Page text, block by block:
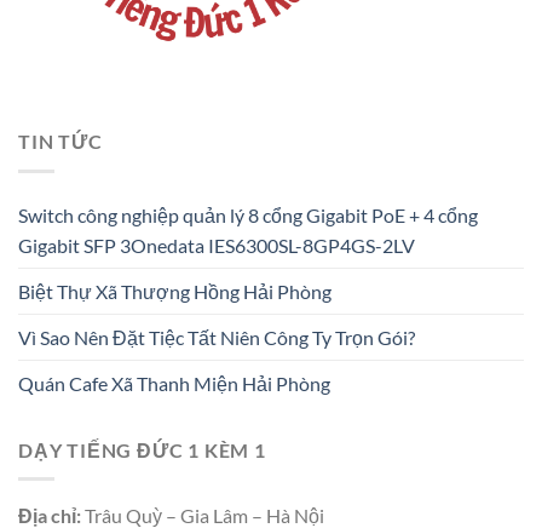
TIN TỨC
Switch công nghiệp quản lý 8 cổng Gigabit PoE + 4 cổng
Gigabit SFP 3Onedata IES6300SL-8GP4GS-2LV
Biệt Thự Xã Thượng Hồng Hải Phòng
Vì Sao Nên Đặt Tiệc Tất Niên Công Ty Trọn Gói?
Quán Cafe Xã Thanh Miện Hải Phòng
DẠY TIẾNG ĐỨC 1 KÈM 1
Địa chỉ:Trâu Quỳ – Gia Lâm – Hà Nội